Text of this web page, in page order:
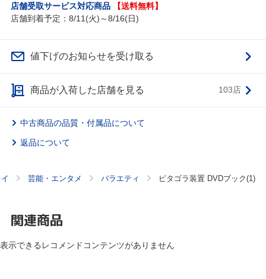
店舗受取サービス対応商品
【送料無料】
店舗到着予定：8/11(火)～8/16(日)
値下げのお知らせを受け取る
商品が入荷した店舗を見る 103店
中古商品の品質・付属品について
返品について
芸能・エンタメ バラエティ ピタゴラ装置 DVDブック(1)
関連商品
表示できるレコメンドコンテンツがありません